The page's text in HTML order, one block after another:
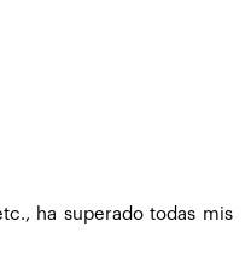
ha superado todas mis